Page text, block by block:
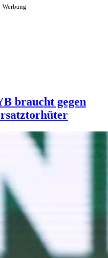
braucht gegen